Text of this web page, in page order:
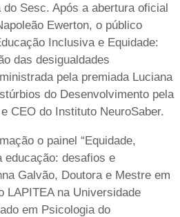
Sesc. Após a abertura oficial
Ewerton, o público
Inclusiva e Equidade:
das desigualdades
pela premiada Luciana
do Desenvolvimento pela
CEO do Instituto NeuroSaber.
o painel “Equidade,
educação: desafios e
Galvão, Doutora e Mestre em
LAPITEA na Universidade
em Psicologia do